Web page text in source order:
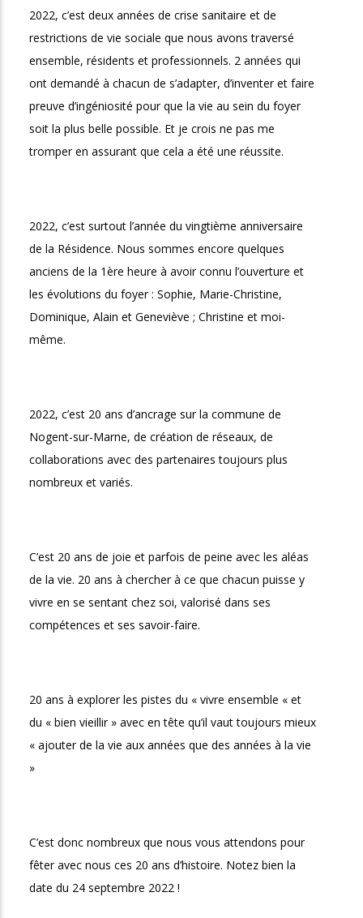
2022, c’est deux années de crise sanitaire et de
restrictions de vie sociale que nous avons traversé
ensemble, résidents et professionnels. 2 années qui
ont demandé à chacun de s’adapter, d’inventer et faire
preuve d’ingéniosité pour que la vie au sein du foyer
soit la plus belle possible. Et je crois ne pas me
tromper en assurant que cela a été une réussite.
2022, c’est surtout l’année du vingtième anniversaire
de la Résidence. Nous sommes encore quelques
anciens de la 1ère heure à avoir connu l’ouverture et
les évolutions du foyer : Sophie, Marie-Christine,
Dominique, Alain et Geneviève ; Christine et moi-
même.
2022, c’est 20 ans d’ancrage sur la commune de
Nogent-sur-Marne, de création de réseaux, de
collaborations avec des partenaires toujours plus
nombreux et variés.
C’est 20 ans de joie et parfois de peine avec les aléas
de la vie. 20 ans à chercher à ce que chacun puisse y
vivre en se sentant chez soi, valorisé dans ses
compétences et ses savoir-faire.
20 ans à explorer les pistes du « vivre ensemble « et
du « bien vieillir » avec en tête qu’il vaut toujours mieux
« ajouter de la vie aux années que des années à la vie
»
C’est donc nombreux que nous vous attendons pour
fêter avec nous ces 20 ans d’histoire. Notez bien la
date du 24 septembre 2022 !